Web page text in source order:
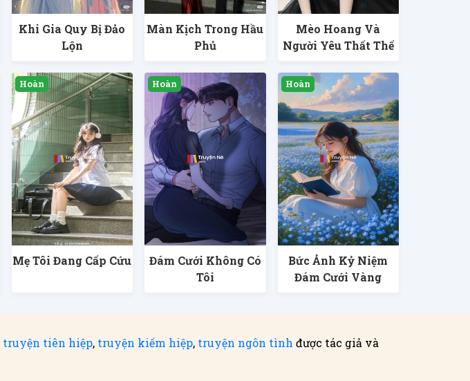
Khi Gia Quy Bị Đảo
Lộn
Màn Kịch Trong Hầu
Phủ
Mèo Hoang Và
Người Yêu Thất Thế
Mẹ Tôi Đang Cấp Cứu
Đám Cưới Không Có
Tôi
Bức Ảnh Kỷ Niệm
Đám Cưới Vàng
truyện tiên hiệp, truyện kiếm hiệp, truyện ngôn tình được tác giả và